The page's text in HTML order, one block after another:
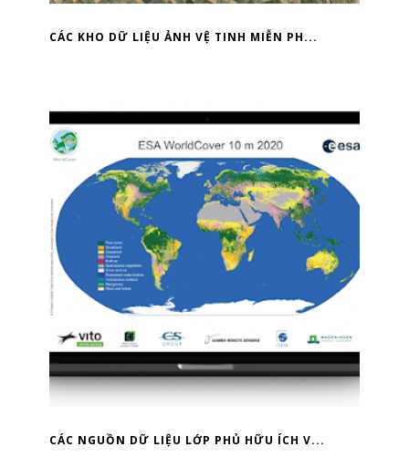
CÁC KHO DỮ LIỆU ẢNH VỆ TINH MIỄN PH...
CÁC NGUỒN DỮ LIỆU LỚP PHỦ HỮU ÍCH V...